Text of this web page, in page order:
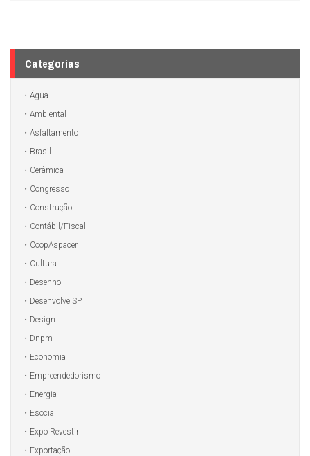
Categorias
Água
Ambiental
Asfaltamento
Brasil
Cerâmica
Congresso
Construção
Contábil/Fiscal
CoopAspacer
Cultura
Desenho
Desenvolve SP
Design
Dnpm
Economia
Empreendedorismo
Energia
Esocial
Expo Revestir
Exportação